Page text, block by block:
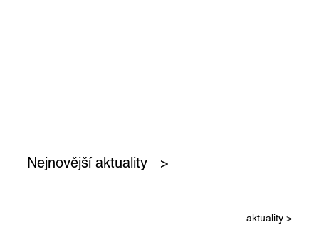
aktuality >
Nejnovější aktuality >